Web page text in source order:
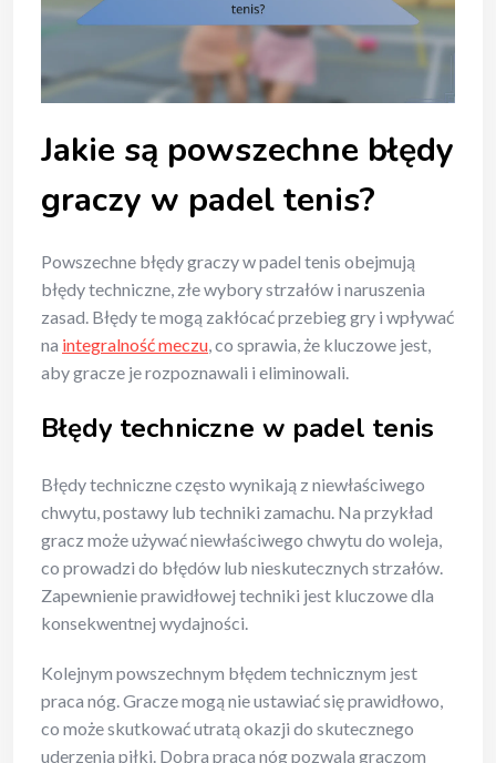
Jakie są powszechne błędy
graczy w padel tenis?
Powszechne błędy graczy w padel tenis obejmują
błędy techniczne, złe wybory strzałów i naruszenia
zasad. Błędy te mogą zakłócać przebieg gry i wpływać
na integralność meczu , co sprawia, że kluczowe jest,
aby gracze je rozpoznawali i eliminowali.
Błędy techniczne w padel tenis
Błędy techniczne często wynikają z niewłaściwego
chwytu, postawy lub techniki zamachu. Na przykład
gracz może używać niewłaściwego chwytu do woleja,
co prowadzi do błędów lub nieskutecznych strzałów.
Zapewnienie prawidłowej techniki jest kluczowe dla
konsekwentnej wydajności.
Kolejnym powszechnym błędem technicznym jest
praca nóg. Gracze mogą nie ustawiać się prawidłowo,
co może skutkować utratą okazji do skutecznego
uderzenia piłki. Dobra praca nóg pozwala graczom